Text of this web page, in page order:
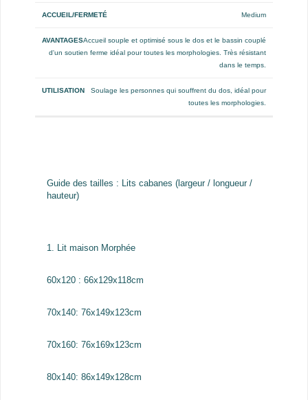
Medium
Accueil souple et optimisé sous le dos et le bassin couplé
d'un soutien ferme idéal pour toutes les morphologies. Très résistant
dans le temps.
Soulage les personnes qui souffrent du dos, idéal pour
toutes les morphologies.
Guide des tailles : Lits cabanes (largeur / longueur /
hauteur)
1. Lit maison Morphée
60x120 : 66x129x118cm
70x140: 76x149x123cm
70x160: 76x169x123cm
80x140: 86x149x128cm